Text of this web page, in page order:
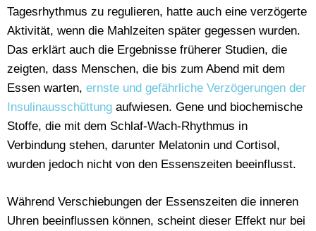
Tagesrhythmus zu regulieren, hatte auch eine verzögerte
Aktivität, wenn die Mahlzeiten später gegessen wurden.
Das erklärt auch die Ergebnisse früherer Studien, die
zeigten, dass Menschen, die bis zum Abend mit dem
Essen warten, ernste und gefährliche Verzögerungen der
Insulinausschüttung aufwiesen. Gene und biochemische
Stoffe, die mit dem Schlaf-Wach-Rhythmus in
Verbindung stehen, darunter Melatonin und Cortisol,
wurden jedoch nicht von den Essenszeiten beeinflusst.
Während Verschiebungen der Essenszeiten die inneren
Uhren beeinflussen können, scheint dieser Effekt nur bei